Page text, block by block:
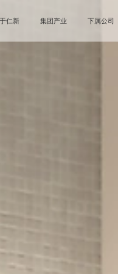
仁新 集团产业 下属公司